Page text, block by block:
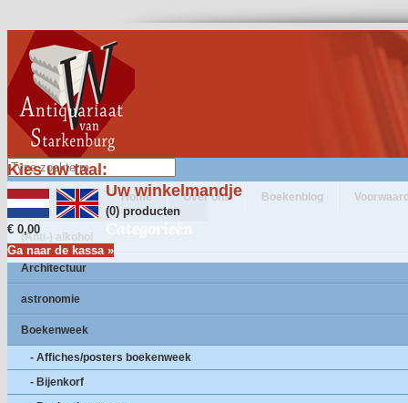
Kies uw taal:
Uw winkelmandje
(0) producten
€ 0,00
Ga naar de kassa »
Home Over ons Boekenblog
Categorieën
(Anti-) alkohol
Architectuur
astronomie
Boekenweek
- Affiches/posters boekenweek
- Bijenkorf